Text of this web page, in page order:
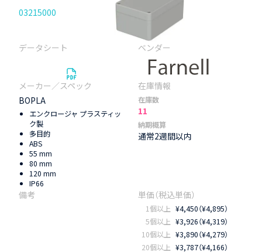
03215000
BOPLA
エンクロージャ プラスティッ
ク製
多目的
ABS
55 mm
80 mm
120 mm
IP66
在庫数
11
納期概算
通常2週間以内
1個以上 ¥4,450（¥4,895）
5個以上 ¥3,926（¥4,319）
10個以上 ¥3,890（¥4,279）
20個以上 ¥3,787（¥4,166）